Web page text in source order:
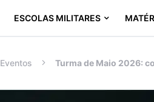
ESCOLAS MILITARES
Eventos Turma de Maio 2026: